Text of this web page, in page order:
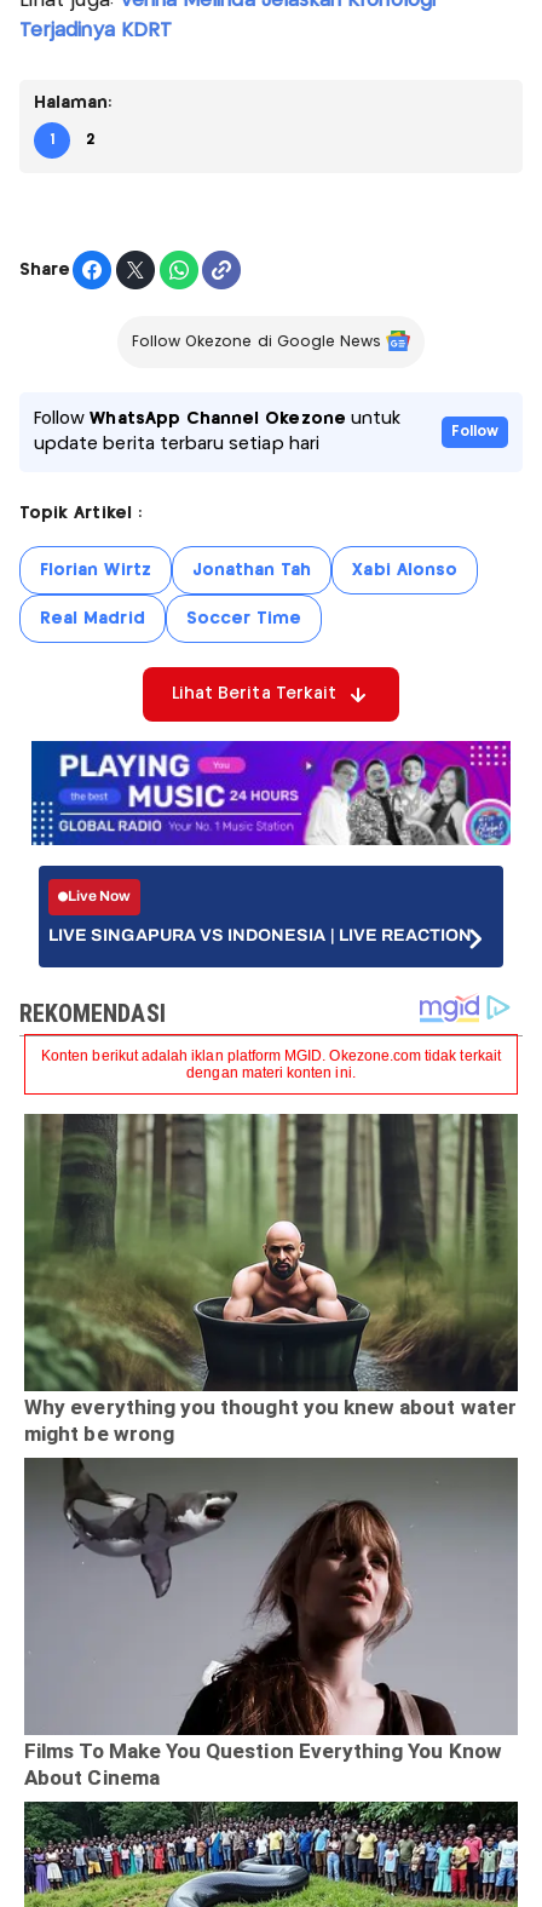
Terjadinya KDRT
Halaman:
1 2
Share
Follow Okezone di Google News
FollowWhatsApp Channel Okezone untuk
update berita terbaru setiap hari
Follow
Topik Artikel :
Florian Wirtz Jonathan Tah Xabi Alonso
Real Madrid Soccer Time
Lihat Berita Terkait
Live Now
LIVE SINGAPURA VS INDONESIA | LIVE REACTION